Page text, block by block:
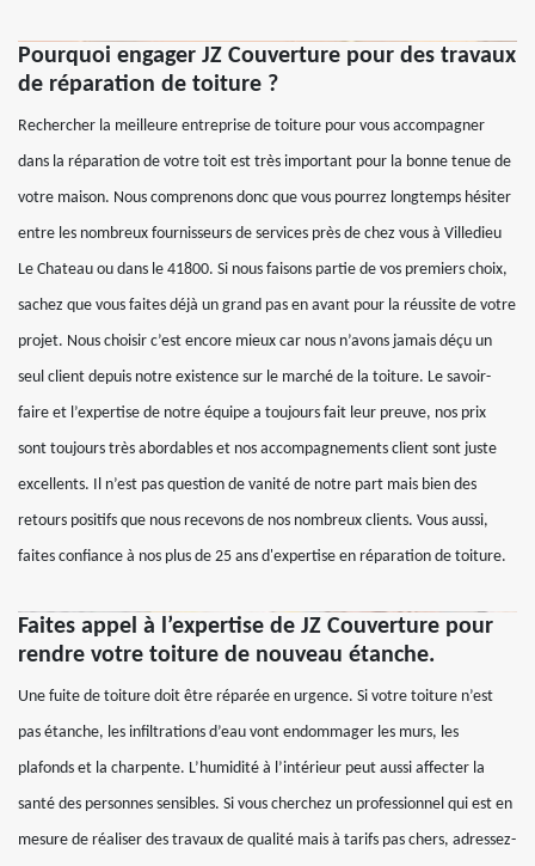
Pourquoi engager JZ Couverture pour des travaux
de réparation de toiture ?
Rechercher la meilleure entreprise de toiture pour vous accompagner
dans la réparation de votre toit est très important pour la bonne tenue de
votre maison. Nous comprenons donc que vous pourrez longtemps hésiter
entre les nombreux fournisseurs de services près de chez vous à Villedieu
Le Chateau ou dans le 41800. Si nous faisons partie de vos premiers choix,
sachez que vous faites déjà un grand pas en avant pour la réussite de votre
projet. Nous choisir c’est encore mieux car nous n’avons jamais déçu un
seul client depuis notre existence sur le marché de la toiture. Le savoir-
faire et l’expertise de notre équipe a toujours fait leur preuve, nos prix
sont toujours très abordables et nos accompagnements client sont juste
excellents. Il n’est pas question de vanité de notre part mais bien des
retours positifs que nous recevons de nos nombreux clients. Vous aussi,
faites confiance à nos plus de 25 ans d'expertise en réparation de toiture.
Faites appel à l’expertise de JZ Couverture pour
rendre votre toiture de nouveau étanche.
Une fuite de toiture doit être réparée en urgence. Si votre toiture n’est
pas étanche, les infiltrations d’eau vont endommager les murs, les
plafonds et la charpente. L’humidité à l’intérieur peut aussi affecter la
santé des personnes sensibles. Si vous cherchez un professionnel qui est en
mesure de réaliser des travaux de qualité mais à tarifs pas chers, adressez-